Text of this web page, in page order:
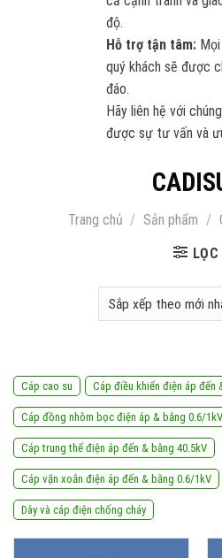
độ.
Hỗ trợ tận tâm:
quý khách sẽ được
đáo.
Hãy liên hệ với
được sự tư vấn và
Trang chủ / Sản phẩm /
LỌC
Cáp cao su Cáp điều khiển điện áp đến
Cáp đồng nhôm bọc điện áp & bằng 0.6/1kV
Cáp trung thế điện áp đến & bằng 40.5kV
Cáp vặn xoắn điện áp đến & bằng 0.6/1kV
Dây và cáp điện chống cháy